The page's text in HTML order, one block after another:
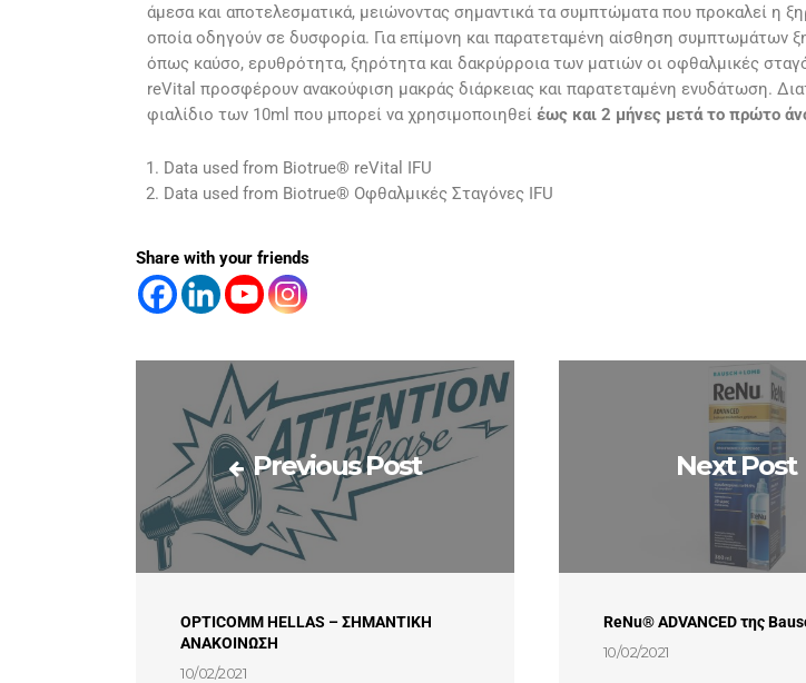
άμεσα και αποτελεσματικά, μειώνοντας σημαντικά τα συμπτώματα που προκαλεί η
οποία οδηγούν σε δυσφορία. Για επίμονη και παρατεταμένη αίσθηση συμπτωμάτων
όπως καύσο, ερυθρότητα, ξηρότητα και δακρύρροια των ματιών οι οφθαλμικές
reVital προσφέρουν ανακούφιση μακράς διάρκειας και παρατεταμένη ενυδάτωση.
φιαλίδιο των 10ml που μπορεί να χρησιμοποιηθεί έως και 2 μήνες μετά το πρώτο
Data used from Biotrue® reVital IFU
Data used from Biotrue® Οφθαλμικές Σταγόνες IFU
Share with your friends
Previous Post
OPTICOMM HELLAS – ΣΗΜΑΝΤΙΚΗ
ΑΝΑΚΟΙΝΩΣΗ
10/02/2021
Next Post
ReNu® ADVANCED της
10/02/2021